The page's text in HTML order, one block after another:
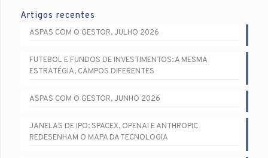
Artigos recentes
ASPAS COM O GESTOR, JULHO 2026
FUTEBOL E FUNDOS DE INVESTIMENTOS: A MESMA
ESTRATÉGIA, CAMPOS DIFERENTES
ASPAS COM O GESTOR, JUNHO 2026
JANELAS DE IPO: SPACEX, OPENAI E ANTHROPIC
REDESENHAM O MAPA DA TECNOLOGIA